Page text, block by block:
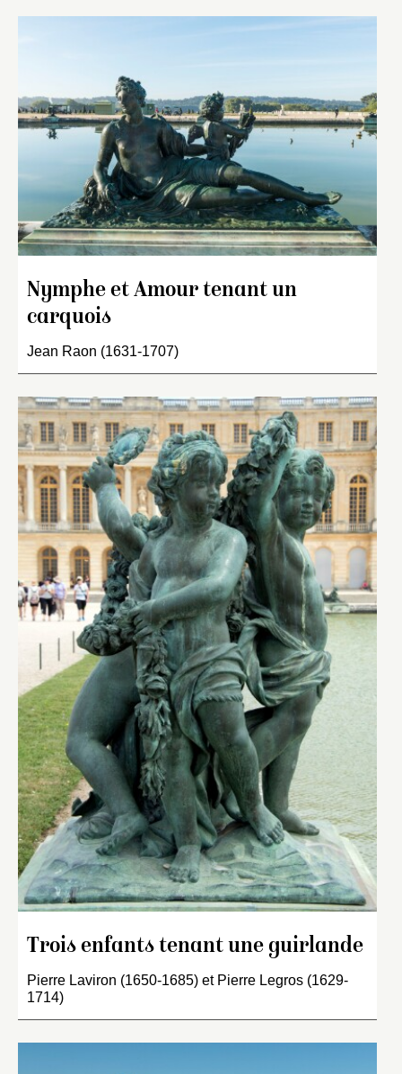
Nymphe et Amour tenant un
carquois
Jean Raon (1631-1707)
Trois enfants tenant une guirlande
Pierre Laviron (1650-1685) et Pierre Legros (1629-
1714)